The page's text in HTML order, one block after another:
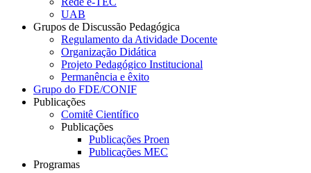
UAB
Grupos de Discussão Pedagógica
Regulamento da Atividade Docente
Organização Didática
Projeto Pedagógico Institucional
Permanência e êxito
Grupo do FDE/CONIF
Publicações
Comitê Científico
Publicações
Publicações Proen
Publicações MEC
Programas